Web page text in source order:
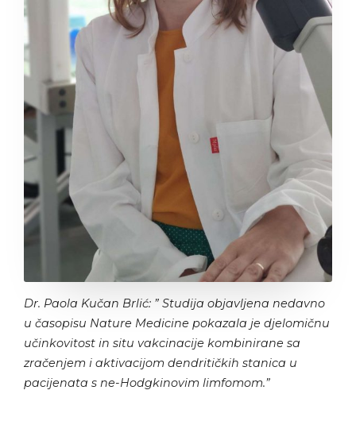
Dr. Paola Kučan Brlić: ” Studija objavljena nedavno
u časopisu Nature Medicine pokazala je djelomičnu
učinkovitost in situ vakcinacije kombinirane sa
zračenjem i aktivacijom dendritičkih stanica u
pacijenata s ne-Hodgkinovim limfomom.”